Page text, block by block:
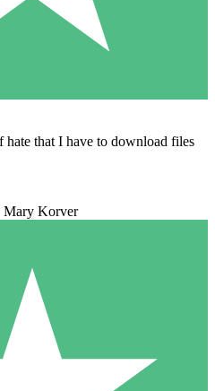
that I have to download files
Mary Korver